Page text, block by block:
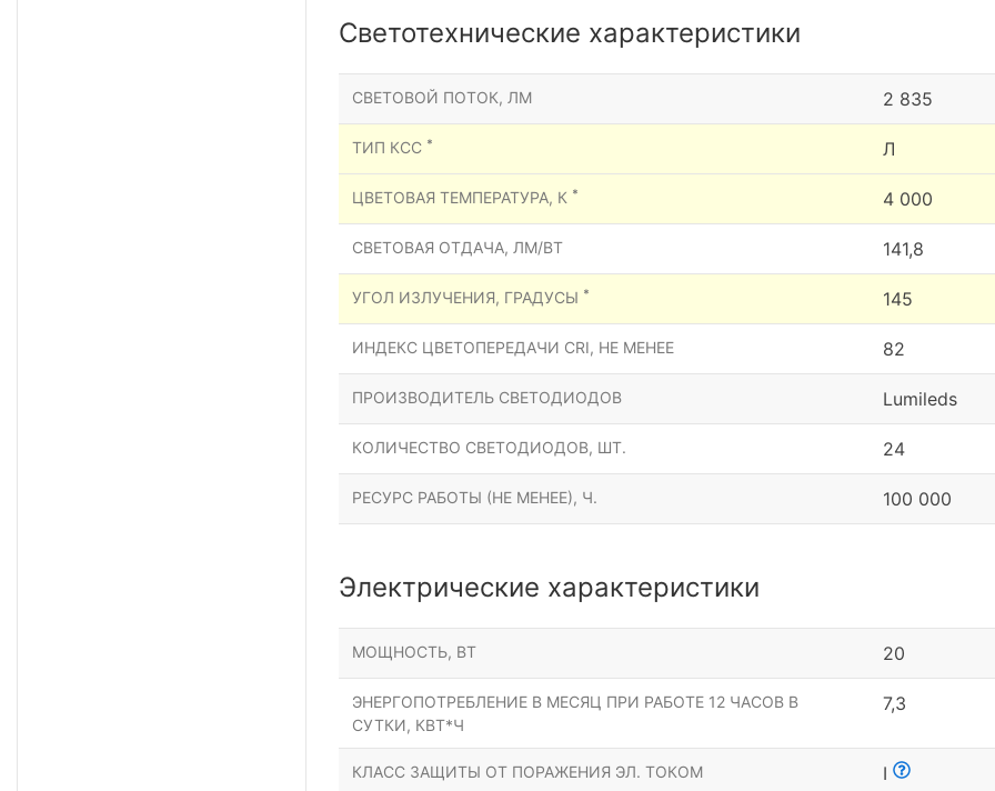
Светотехнические характеристики
СВЕТОВОЙ ПОТОК, ЛМ 2 835
ТИП КСС * Л
ЦВЕТОВАЯ ТЕМПЕРАТУРА, К * 4 000
СВЕТОВАЯ ОТДАЧА, ЛМ/ВТ 141,8
УГОЛ ИЗЛУЧЕНИЯ, ГРАДУСЫ * 145
ИНДЕКС ЦВЕТОПЕРЕДАЧИ CRI, НЕ МЕНЕЕ 82
ПРОИЗВОДИТЕЛЬ СВЕТОДИОДОВ Lumileds
КОЛИЧЕСТВО СВЕТОДИОДОВ, ШТ. 24
РЕСУРС РАБОТЫ (НЕ МЕНЕЕ), Ч. 100 000
Электрические характеристики
МОЩНОСТЬ, ВТ 20
ЭНЕРГОПОТРЕБЛЕНИЕ В МЕСЯЦ ПРИ РАБОТЕ 12 ЧАСОВ В
СУТКИ, КВТ*Ч
7,3
КЛАСС ЗАЩИТЫ ОТ ПОРАЖЕНИЯ ЭЛ. ТОКОМ I